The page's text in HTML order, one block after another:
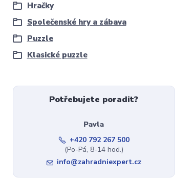
Hračky
Společenské hry a zábava
Puzzle
Klasické puzzle
Potřebujete poradit?
Pavla
+420 792 267 500
(Po-Pá, 8-14 hod.)
info@zahradniexpert.cz